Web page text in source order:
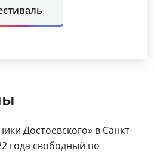
Достоевского» в Санкт-
года свободный по